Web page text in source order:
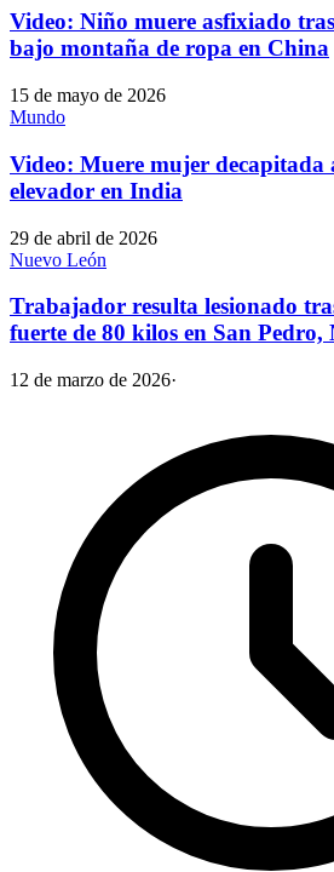
Video: Niño muere asfixiado
bajo montaña de ropa en China
15 de mayo de 2026
Mundo
Video: Muere mujer decapitada
elevador en India
29 de abril de 2026
Nuevo León
Trabajador resulta lesionado
fuerte de 80 kilos en San Pedro,
12 de marzo de 2026·